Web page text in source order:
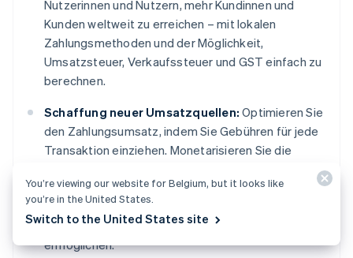
Nutzerinnen und Nutzern, mehr Kundinnen und
Kunden weltweit zu erreichen – mit lokalen
Zahlungsmethoden und der Möglichkeit,
Umsatzsteuer, Verkaufssteuer und GST einfach zu
berechnen.
Schaffung neuer Umsatzquellen: Optimieren Sie
den Zahlungsumsatz, indem Sie Gebühren für jede
Transaktion einziehen. Monetarisieren Sie die
Zahlungen, sofortige Auszahlungen,
Verkaufssteuereinzug, Finanzierung,
Firmenkreditkarten und mehr auf Ihrer Plattform
ermöglichen.
You’re viewing our website for Belgium, but it looks like
you’re in the United States.
Switch to the United States site